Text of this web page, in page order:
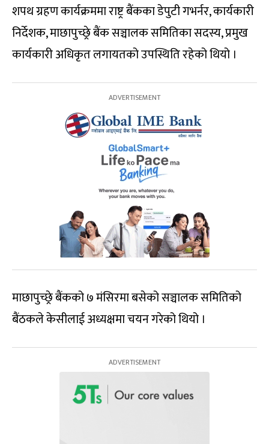
शपथ ग्रहण कार्यक्रममा राष्ट्र बैंकका डेपुटी गभर्नर, कार्यकारी
निर्देशक, माछापुच्छ्रे बैंक सञ्चालक समितिका सदस्य, प्रमुख
कार्यकारी अधिकृत लगायतको उपस्थिति रहेको थियो ।
माछापुच्छ्रे बैंकको ७ मंसिरमा बसेको सञ्चालक समितिको
बैंठकले केसीलाई अध्यक्षमा चयन गरेको थियो ।